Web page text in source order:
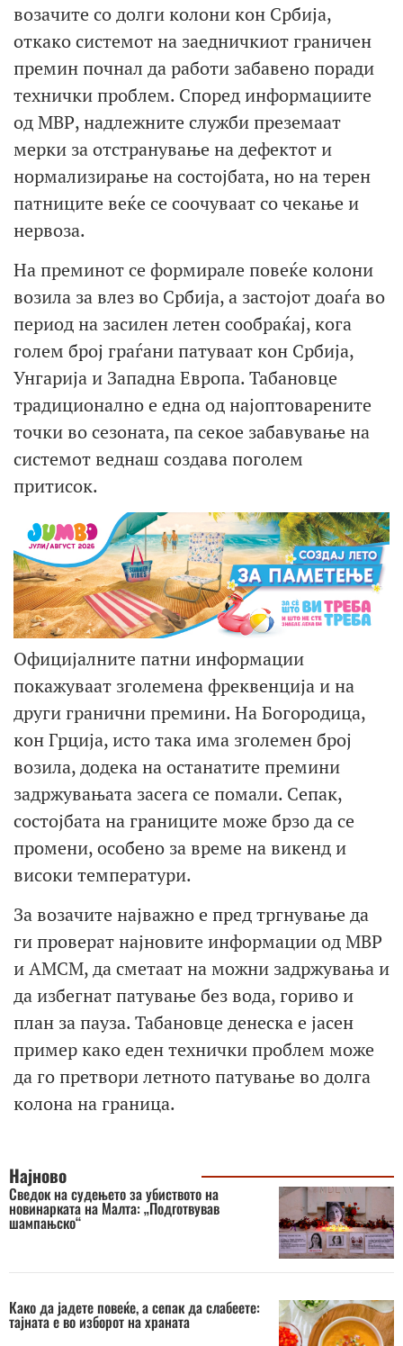
возачите со долги колони кон Србија,
откако системот на заедничкиот граничен
премин почнал да работи забавено поради
технички проблем. Според информациите
од МВР, надлежните служби преземаат
мерки за отстранување на дефектот и
нормализирање на состојбата, но на терен
патниците веќе се соочуваат со чекање и
нервоза.
На преминот се формирале повеќе колони
возила за влез во Србија, а застојот доаѓа во
период на засилен летен сообраќај, кога
голем број граѓани патуваат кон Србија,
Унгарија и Западна Европа. Табановце
традиционално е една од најоптоварените
точки во сезоната, па секое забавување на
системот веднаш создава поголем
притисок.
Официјалните патни информации
покажуваат зголемена фреквенција и на
други гранични премини. На Богородица,
кон Грција, исто така има зголемен број
возила, додека на останатите премини
задржувањата засега се помали. Сепак,
состојбата на границите може брзо да се
промени, особено за време на викенд и
високи температури.
За возачите најважно е пред тргнување да
ги проверат најновите информации од МВР
и АМСМ, да сметаат на можни задржувања и
да избегнат патување без вода, гориво и
план за пауза. Табановце денеска е јасен
пример како еден технички проблем може
да го претвори летното патување во долга
колона на граница.
Најново
Сведок на судењето за убиството на
новинарката на Малта: „Подготвував
шампањско“
Како да јадете повеќе, а сепак да слабеете:
тајната е во изборот на храната